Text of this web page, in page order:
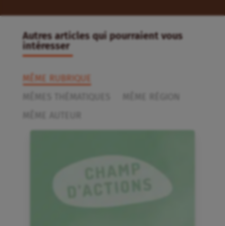
Autres articles qui pourraient vous
intéresser
MÊME RUBRIQUE